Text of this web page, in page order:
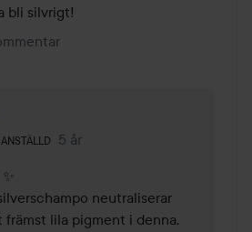
bli silvrigt!
roll: Tidigare anställd.
5 år
Kommentaren lades 5 år
neutraliserar
främst lila pigment i denna.